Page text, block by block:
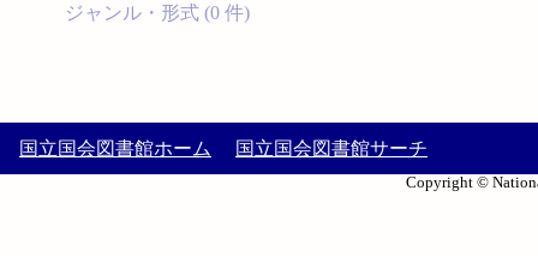
ジャンル・形式 (0 件)
国立国会図書館ホーム 国立国会図書館サーチ
Copyright ©